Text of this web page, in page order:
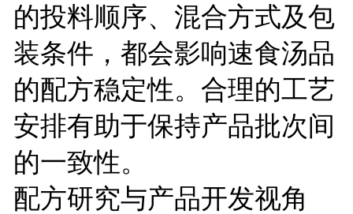
的投料顺序、混合方式及包
装条件，都会影响速食汤品
的配方稳定性。合理的工艺
安排有助于保持产品批次间
的一致性。
配方研究与产品开发视角